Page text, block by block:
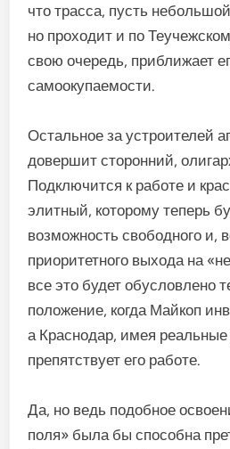
что трасса, пусть
но проходит и по
свою очередь, приближает
самоокупаемости.
Остальное за устроителей
довершит сторонний,
Подключится к работе и
элитный, которому теперь
возможность свободного и,
приоритетного выхода на
все это будет обусловлено
положение, когда Майкоп
а Краснодар, имея реальные
препятствует его работе.
Да, но ведь подобное
поля» была бы способна